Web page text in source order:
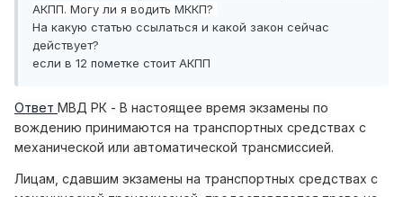
АКПП. Могу ли я водить МККП?
На какую статью ссылаться и какой закон сейчас
действует?
если в 12 пометке стоит АКПП
Ответ МВД РК - В настоящее время экзамены по
вождению принимаются на транспортных средствах с
механической или автоматической трансмиссией.
Лицам, сдавшим экзамены на транспортных средствах с